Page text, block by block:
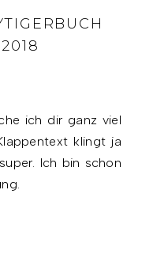
ich dir ganz viel
klingt ja
Ich bin schon